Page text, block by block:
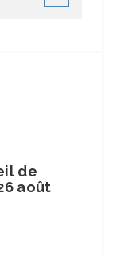
de
août